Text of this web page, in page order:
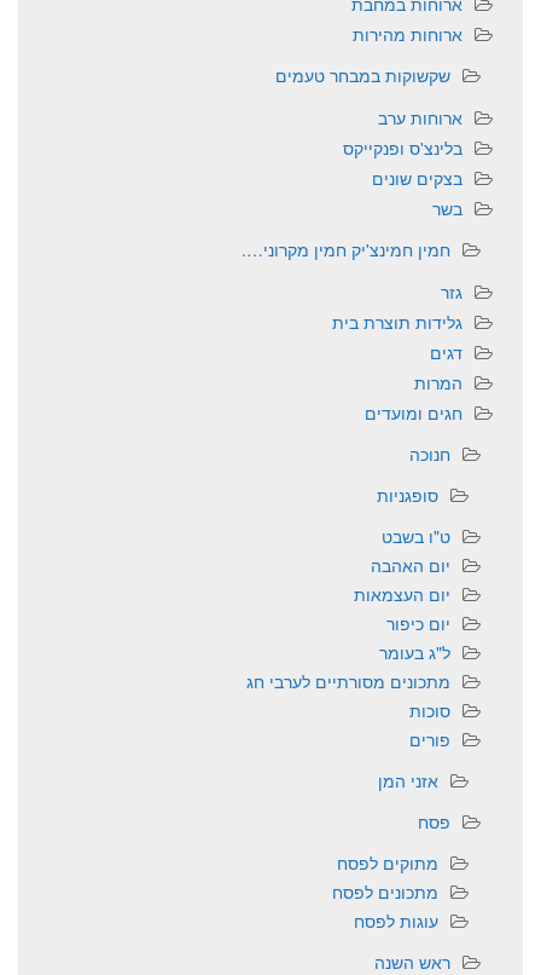
ארוחות מהירות
שקשוקות במבחר טעמים
ארוחות ערב
בלינצ'ס ופנקייקס
בצקים שונים
בשר
חמין חמינצ'יק חמין מקרוני….
גזר
גלידות תוצרת בית
דגים
המרות
חגים ומועדים
חנוכה
סופגניות
ט"ו בשבט
יום האהבה
יום העצמאות
יום כיפור
ל"ג בעומר
מתכונים מסורתיים לערבי חג
סוכות
פורים
אזני המן
פסח
מתוקים לפסח
מתכונים לפסח
עוגות לפסח
ראש השנה